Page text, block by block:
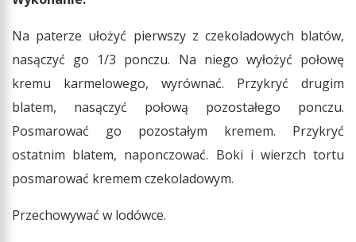
Na paterze ułożyć pierwszy z czekoladowych blatów,
nasączyć go 1/3 ponczu. Na niego wyłożyć połowę
kremu karmelowego, wyrównać. Przykryć drugim
blatem, nasączyć połową pozostałego ponczu.
Posmarować go pozostałym kremem. Przykryć
ostatnim blatem, naponczować. Boki i wierzch tortu
posmarować kremem czekoladowym.
Przechowywać w lodówce.